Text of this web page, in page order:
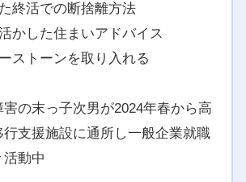
終活での断捨離方法
かした住まいアドバイス
ストーンを取り入れる
の末っ子次男が2024年春から高
支援施設に通所し一般企業就職
活動中